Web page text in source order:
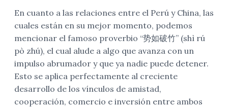
En cuanto a las relaciones entre el Perú y China, las
cuales están en su mejor momento, podemos
mencionar el famoso proverbio “势如破竹” (shì rú
pò zhú), el cual alude a algo que avanza con un
impulso abrumador y que ya nadie puede detener.
Esto se aplica perfectamente al creciente
desarrollo de los vínculos de amistad,
cooperación, comercio e inversión entre ambos